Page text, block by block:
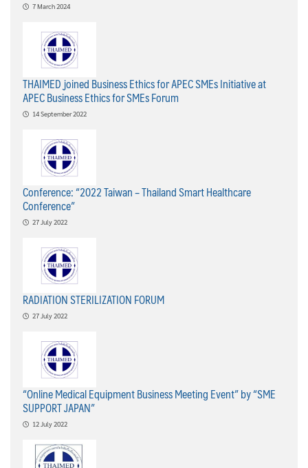
7 March 2024
THAIMED joined Business Ethics for APEC SMEs Initiative at
APEC Business Ethics for SMEs Forum
14 September 2022
Conference: “2022 Taiwan – Thailand Smart Healthcare
Conference”
27 July 2022
RADIATION STERILIZATION FORUM
27 July 2022
“Online Medical Equipment Business Meeting Event” by “SME
SUPPORT JAPAN”
12 July 2022